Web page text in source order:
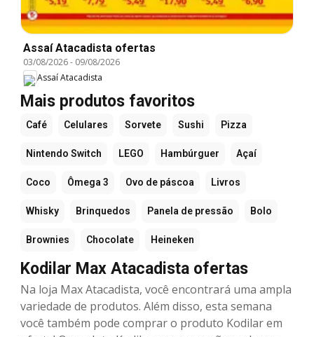
Assaí Atacadista ofertas
03/08/2026- 09/08/2026
Assaí Atacadista
Mais produtos favoritos
Café Celulares Sorvete Sushi Pizza
Nintendo Switch LEGO Hambúrguer Açaí
Coco Ômega 3 Ovo de páscoa Livros
Whisky Brinquedos Panela de pressão Bolo
Brownies Chocolate Heineken
Kodilar Max Atacadista ofertas
Na loja Max Atacadista, você encontrará uma ampla
variedade de produtos. Além disso, esta semana
você também pode comprar o produto Kodilar em